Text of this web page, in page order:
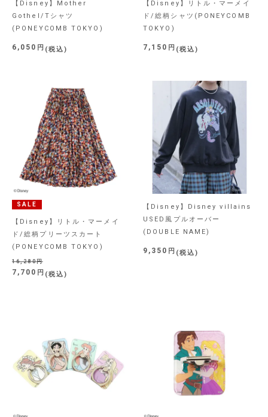
【Disney】Mother
Gothel/Tシャツ
(PONEYCOMB TOKYO)
6,050 税込
【Disney】リトル・マーメイ
ド/総柄シャツ(PONEYCOMB
TOKYO)
7,150 税込
SALE
【Disney】リトル・マーメイ
ド/総柄プリーツスカート
(PONEYCOMB TOKYO)
16,280
7,700 税込
【Disney】Disney villains
USED風プルオーバー
(DOUBLE NAME)
9,350 税込